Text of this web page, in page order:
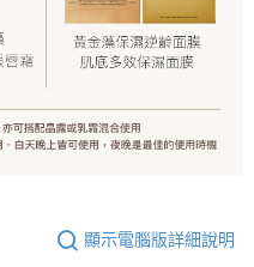
顯示電腦版詳細說明